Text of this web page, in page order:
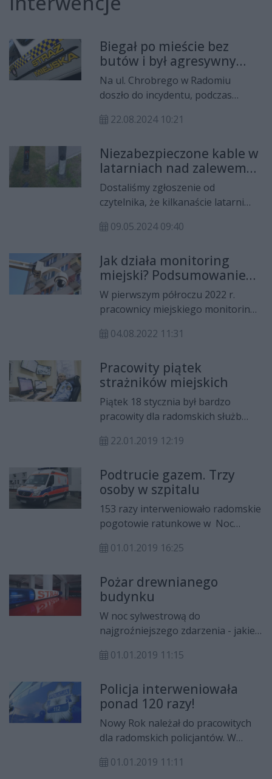
Biegał po mieście bez
butów i był agresywny
wobec przechodniów
Na ul. Chrobrego w Radomiu
doszło do incydentu, podczas
porządek publiczny, spożywał
irracjonalnie. Podjęto działania,
które zakończyły się
przetransportowaniem 41-latka do
szpitala pod eskortą
funkcjonariuszy.
22.08.2024 10:21
Niezabezpieczone kable w
latarniach nad zalewem
na Borkach
Dostaliśmy zgłoszenie od
czytelnika, że kilkanaście latarni
uszkodzonych i
może zagrażać przechodniom, a
zwłaszcza dzieciom. W kilku
latarniach kable są na wierzchu, a
według relacji czytelnika, nadal jest
w nich napięcie. Rzecznik MOSiR
informuje, że sprawa została już
za oświetlenie znajdujące się nad
zalewem.
09.05.2024 09:40
Jak działa monitoring
miejski? Podsumowanie
pierwszego półrocza
W pierwszym półroczu 2022 r.
pracownicy miejskiego monitoringu
policji i straży miejskiej. "Na
zatrzymanych siedmiu sprawców
przestępstw.
04.08.2022 11:31
Pracowity piątek
strażników miejskich
Piątek 18 stycznia był bardzo
pracowity dla radomskich służb
odnotowaliśmy trzy zdarzenia,
zabezpieczenia i udzielenia pomocy
osobom potrzebującym i
znajdującym się w stanach
zagrożenia zdrowia lub życia.
22.01.2019 12:19
Podtrucie gazem. Trzy
osoby w szpitalu
153 razy interweniowało radomskie
pogotowie ratunkowe w Noc
dotyczyło zdarzeń, do których
to urazy głowy i urazy powstałe w
wyniku pobić.
01.01.2019 16:25
Pożar drewnianego
budynku
W noc sylwestrową do
najgroźniejszego zdarzenia - jakie
pożarna - doszło w miejscowości
się tam opuszczony budynek
drewniany.
01.01.2019 11:15
Policja interweniowała
ponad 120 razy!
Nowy Rok należał do pracowitych
dla radomskich policjantów. W
policja musiała interweniować
01.01.2019 11:11